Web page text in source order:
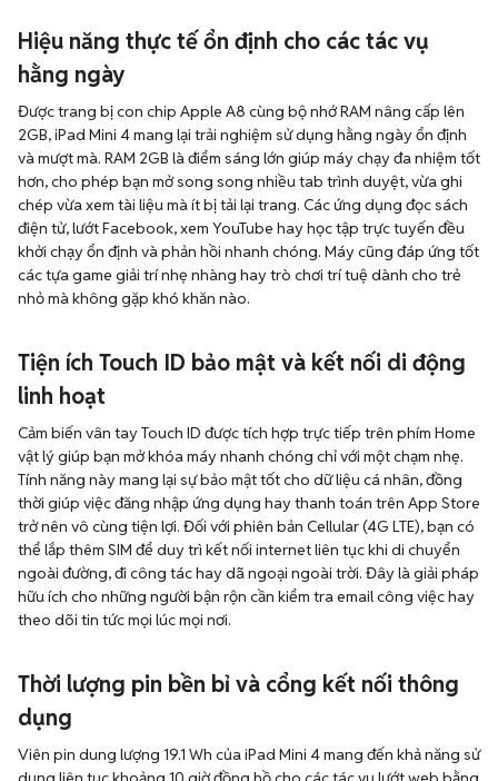
Hiệu năng thực tế ổn định cho các tác vụ
hằng ngày
Được trang bị con chip Apple A8 cùng bộ nhớ RAM nâng cấp lên
2GB, iPad Mini 4 mang lại trải nghiệm sử dụng hằng ngày ổn định
và mượt mà. RAM 2GB là điểm sáng lớn giúp máy chạy đa nhiệm tốt
hơn, cho phép bạn mở song song nhiều tab trình duyệt, vừa ghi
chép vừa xem tài liệu mà ít bị tải lại trang. Các ứng dụng đọc sách
điện tử, lướt Facebook, xem YouTube hay học tập trực tuyến đều
khởi chạy ổn định và phản hồi nhanh chóng. Máy cũng đáp ứng tốt
các tựa game giải trí nhẹ nhàng hay trò chơi trí tuệ dành cho trẻ
nhỏ mà không gặp khó khăn nào.
Tiện ích Touch ID bảo mật và kết nối di động
linh hoạt
Cảm biến vân tay Touch ID được tích hợp trực tiếp trên phím Home
vật lý giúp bạn mở khóa máy nhanh chóng chỉ với một chạm nhẹ.
Tính năng này mang lại sự bảo mật tốt cho dữ liệu cá nhân, đồng
thời giúp việc đăng nhập ứng dụng hay thanh toán trên App Store
trở nên vô cùng tiện lợi. Đối với phiên bản Cellular (4G LTE), bạn có
thể lắp thêm SIM để duy trì kết nối internet liên tục khi di chuyển
ngoài đường, đi công tác hay dã ngoại ngoài trời. Đây là giải pháp
hữu ích cho những người bận rộn cần kiểm tra email công việc hay
theo dõi tin tức mọi lúc mọi nơi.
Thời lượng pin bền bỉ và cổng kết nối thông
dụng
Viên pin dung lượng 19.1 Wh của iPad Mini 4 mang đến khả năng sử